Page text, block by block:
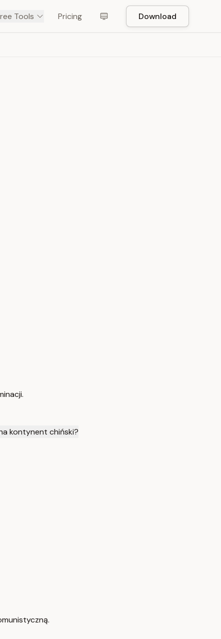
Tools Pricing Download
kontynent chiński?